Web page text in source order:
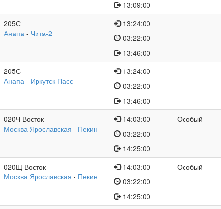
13:09:00
205С
Анапа - Чита-2
13:24:00
03:22:00
13:46:00
205С
Анапа - Иркутск Пасс.
13:24:00
03:22:00
13:46:00
020Ч Восток
Москва Ярославская - Пекин
14:03:00
03:22:00
14:25:00
Особый
020Щ Восток
Москва Ярославская - Пекин
14:03:00
03:22:00
14:25:00
Особый